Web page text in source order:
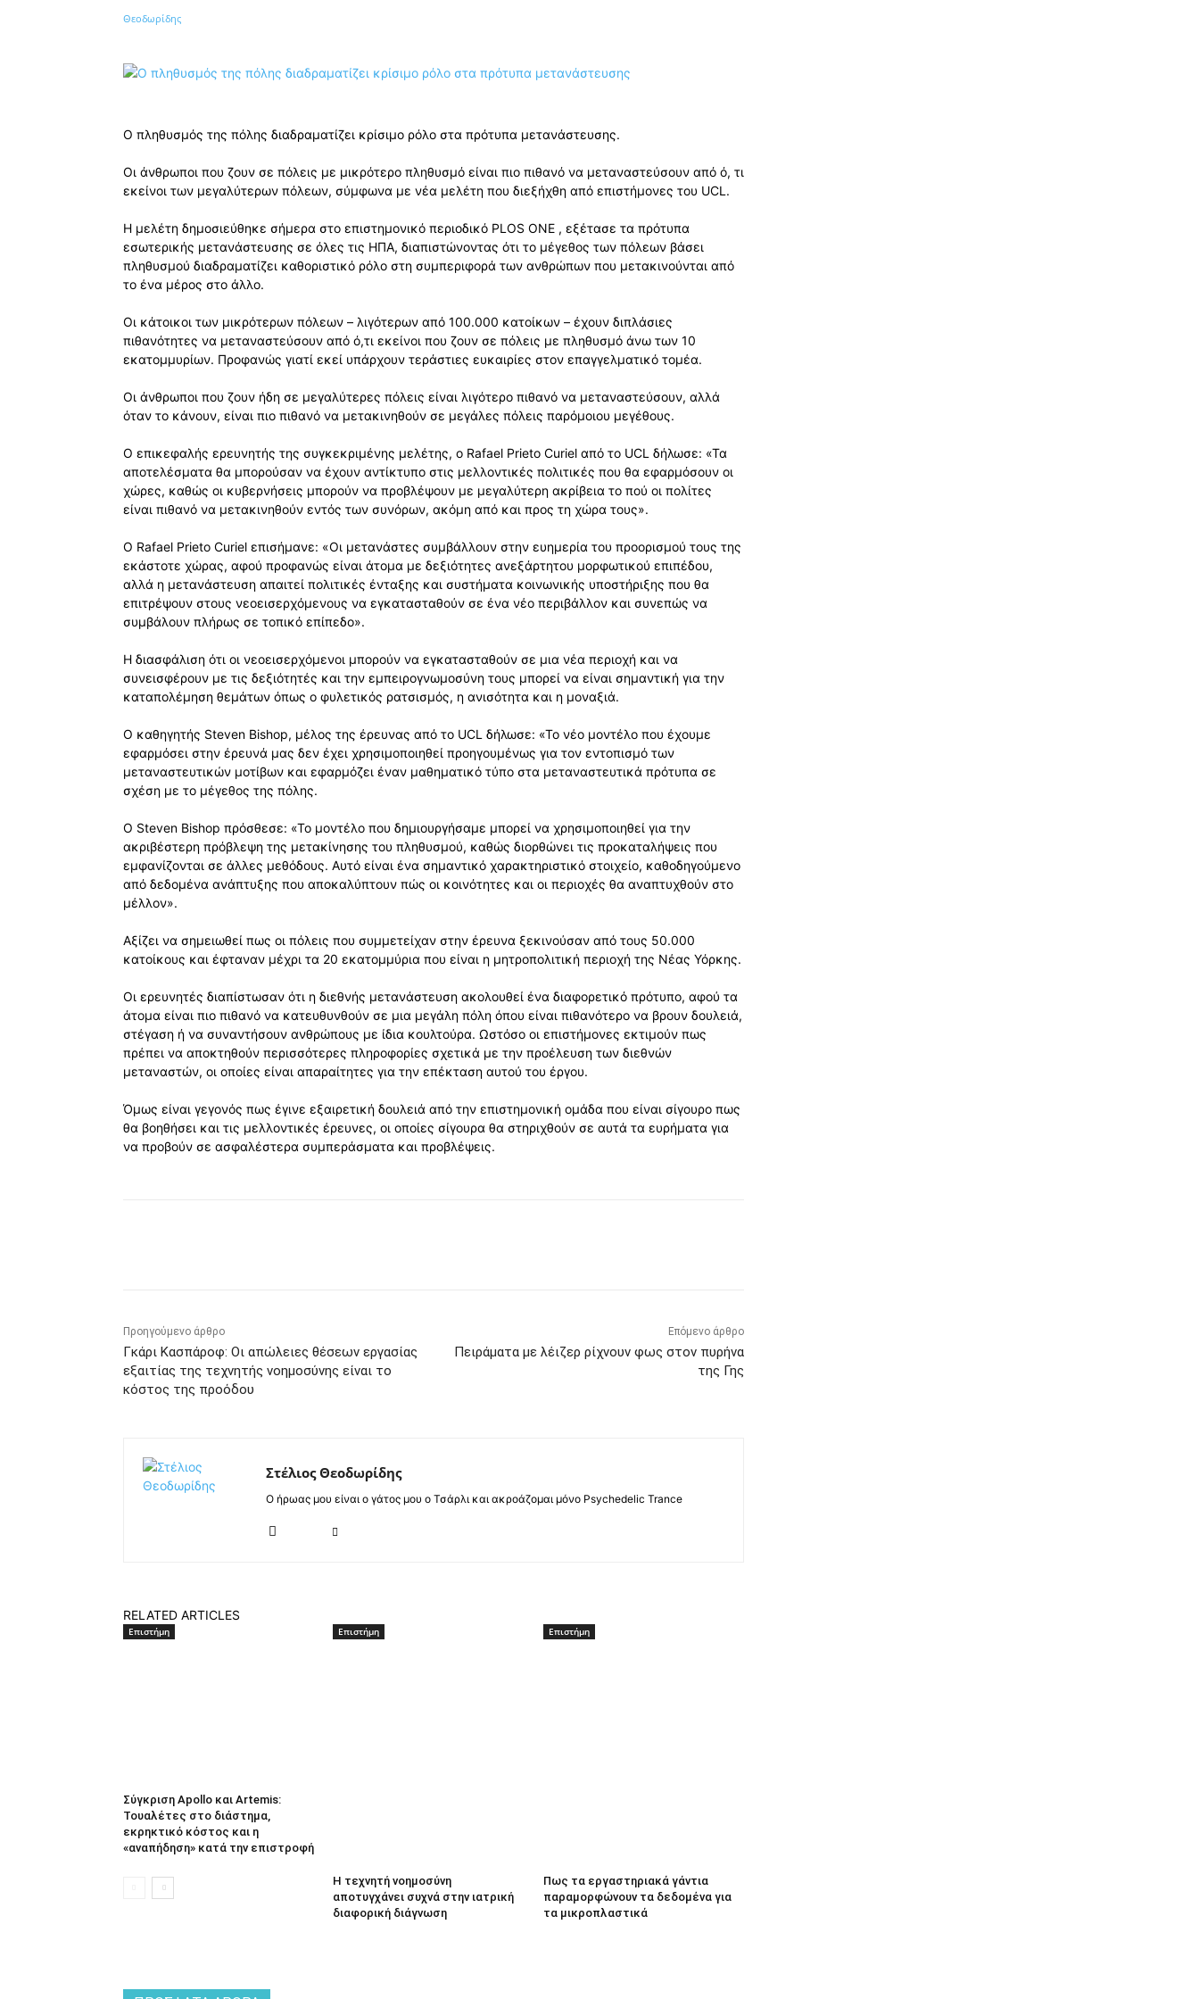
Κοινοποίηση
Ο πληθυσμός της πόλης διαδραματίζει κρίσιμο ρόλο στα πρότυπα μετανάστευσης.
Οι άνθρωποι που ζουν σε πόλεις με μικρότερο πληθυσμό είναι πιο πιθανό να μεταναστεύσουν από ό, τι
εκείνοι των μεγαλύτερων πόλεων, σύμφωνα με νέα μελέτη που διεξήχθη από επιστήμονες του UCL.
Η μελέτη δημοσιεύθηκε σήμερα στο επιστημονικό περιοδικό PLOS ONE , εξέτασε τα πρότυπα
εσωτερικής μετανάστευσης σε όλες τις ΗΠΑ, διαπιστώνοντας ότι το μέγεθος των πόλεων βάσει
πληθυσμού διαδραματίζει καθοριστικό ρόλο στη συμπεριφορά των ανθρώπων που μετακινούνται από
το ένα μέρος στο άλλο.
Οι κάτοικοι των μικρότερων πόλεων – λιγότερων από 100.000 κατοίκων – έχουν διπλάσιες
πιθανότητες να μεταναστεύσουν από ό,τι εκείνοι που ζουν σε πόλεις με πληθυσμό άνω των 10
εκατομμυρίων. Προφανώς γιατί εκεί υπάρχουν τεράστιες ευκαιρίες στον επαγγελματικό τομέα.
Οι άνθρωποι που ζουν ήδη σε μεγαλύτερες πόλεις είναι λιγότερο πιθανό να μεταναστεύσουν, αλλά
όταν το κάνουν, είναι πιο πιθανό να μετακινηθούν σε μεγάλες πόλεις παρόμοιου μεγέθους.
Ο επικεφαλής ερευνητής της συγκεκριμένης μελέτης, ο Rafael Prieto Curiel από το UCL δήλωσε: «Τα
αποτελέσματα θα μπορούσαν να έχουν αντίκτυπο στις μελλοντικές πολιτικές που θα εφαρμόσουν οι
χώρες, καθώς οι κυβερνήσεις μπορούν να προβλέψουν με μεγαλύτερη ακρίβεια το πού οι πολίτες
είναι πιθανό να μετακινηθούν εντός των συνόρων, ακόμη από και προς τη χώρα τους».
Ο Rafael Prieto Curiel επισήμανε: «Οι μετανάστες συμβάλλουν στην ευημερία του προορισμού τους της
εκάστοτε χώρας, αφού προφανώς είναι άτομα με δεξιότητες ανεξάρτητου μορφωτικού επιπέδου,
αλλά η μετανάστευση απαιτεί πολιτικές ένταξης και συστήματα κοινωνικής υποστήριξης που θα
επιτρέψουν στους νεοεισερχόμενους να εγκατασταθούν σε ένα νέο περιβάλλον και συνεπώς να
συμβάλουν πλήρως σε τοπικό επίπεδο».
Η διασφάλιση ότι οι νεοεισερχόμενοι μπορούν να εγκατασταθούν σε μια νέα περιοχή και να
συνεισφέρουν με τις δεξιότητές και την εμπειρογνωμοσύνη τους μπορεί να είναι σημαντική για την
καταπολέμηση θεμάτων όπως ο φυλετικός ρατσισμός, η ανισότητα και η μοναξιά.
Ο καθηγητής Steven Bishop, μέλος της έρευνας από το UCL δήλωσε: «Το νέο μοντέλο που έχουμε
εφαρμόσει στην έρευνά μας δεν έχει χρησιμοποιηθεί προηγουμένως για τον εντοπισμό των
μεταναστευτικών μοτίβων και εφαρμόζει έναν μαθηματικό τύπο στα μεταναστευτικά πρότυπα σε
σχέση με το μέγεθος της πόλης.
Ο Steven Bishop πρόσθεσε: «Το μοντέλο που δημιουργήσαμε μπορεί να χρησιμοποιηθεί για την
ακριβέστερη πρόβλεψη της μετακίνησης του πληθυσμού, καθώς διορθώνει τις προκαταλήψεις που
εμφανίζονται σε άλλες μεθόδους. Αυτό είναι ένα σημαντικό χαρακτηριστικό στοιχείο, καθοδηγούμενο
από δεδομένα ανάπτυξης που αποκαλύπτουν πώς οι κοινότητες και οι περιοχές θα αναπτυχθούν στο
μέλλον».
Αξίζει να σημειωθεί πως οι πόλεις που συμμετείχαν στην έρευνα ξεκινούσαν από τους 50.000
κατοίκους και έφταναν μέχρι τα 20 εκατομμύρια που είναι η μητροπολιτική περιοχή της Νέας Υόρκης.
Οι ερευνητές διαπίστωσαν ότι η διεθνής μετανάστευση ακολουθεί ένα διαφορετικό πρότυπο, αφού τα
άτομα είναι πιο πιθανό να κατευθυνθούν σε μια μεγάλη πόλη όπου είναι πιθανότερο να βρουν δουλειά,
στέγαση ή να συναντήσουν ανθρώπους με ίδια κουλτούρα. Ωστόσο οι επιστήμονες εκτιμούν πως
πρέπει να αποκτηθούν περισσότερες πληροφορίες σχετικά με την προέλευση των διεθνών
μεταναστών, οι οποίες είναι απαραίτητες για την επέκταση αυτού του έργου.
Όμως είναι γεγονός πως έγινε εξαιρετική δουλειά από την επιστημονική ομάδα που είναι σίγουρο πως
θα βοηθήσει και τις μελλοντικές έρευνες, οι οποίες σίγουρα θα στηριχθούν σε αυτά τα ευρήματα για
να προβούν σε ασφαλέστερα συμπεράσματα και προβλέψεις.
Προηγούμενο άρθρο
Γκάρι Κασπάροφ: Οι απώλειες θέσεων εργασίας
εξαιτίας της τεχνητής νοημοσύνης είναι το
κόστος της προόδου
Επόμενο άρθρο
Πειράματα με λέιζερ ρίχνουν φως στον πυρήνα
της Γης
Στέλιος Θεοδωρίδης
Ο ήρωας μου είναι ο γάτος μου ο Τσάρλι και ακροάζομαι μόνο Psychedelic Trance
RELATED ARTICLES
Επιστήμη
Σύγκριση Apollo και Artemis:
Τουαλέτες στο διάστημα,
εκρηκτικό κόστος και η
«αναπήδηση» κατά την επιστροφή
Επιστήμη
Η τεχνητή νοημοσύνη
αποτυγχάνει συχνά στην ιατρική
διαφορική διάγνωση
Επιστήμη
Πως τα εργαστηριακά γάντια
παραμορφώνουν τα δεδομένα για
τα μικροπλαστικά